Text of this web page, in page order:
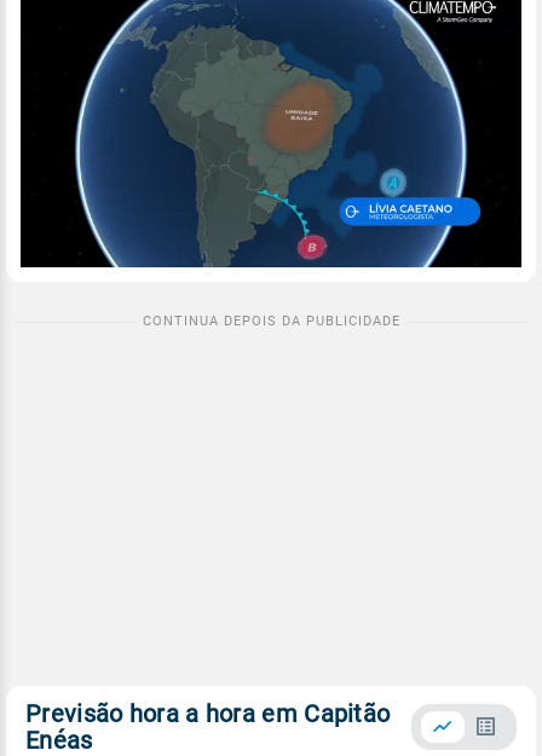
Previsão hora a hora em Capitão
Enéas